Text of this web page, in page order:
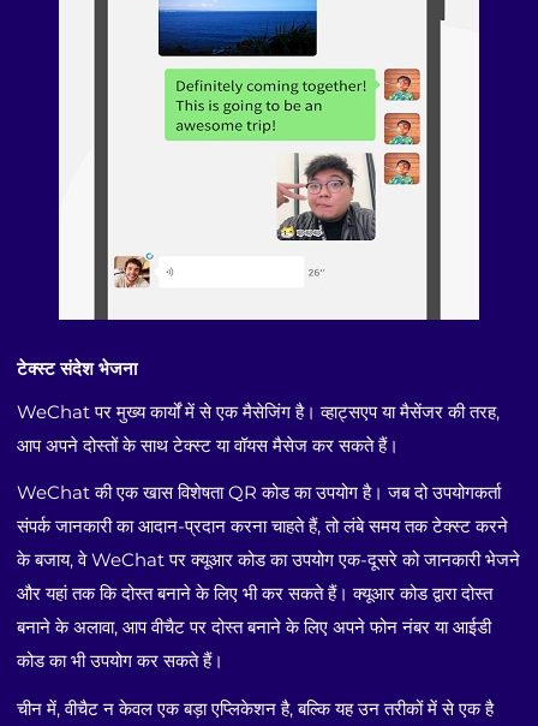
टेक्स्ट संदेश भेजना
WeChat पर मुख्य कार्यों में से एक मैसेजिंग है। व्हाट्सएप या मैसेंजर की तरह,
आप अपने दोस्तों के साथ टेक्स्ट या वॉयस मैसेज कर सकते हैं।
WeChat की एक खास विशेषता QR कोड का उपयोग है। जब दो उपयोगकर्ता
संपर्क जानकारी का आदान-प्रदान करना चाहते हैं, तो लंबे समय तक टेक्स्ट करने
के बजाय, वे WeChat पर क्यूआर कोड का उपयोग एक-दूसरे को जानकारी भेजने
और यहां तक कि दोस्त बनाने के लिए भी कर सकते हैं। क्यूआर कोड द्वारा दोस्त
बनाने के अलावा, आप वीचैट पर दोस्त बनाने के लिए अपने फोन नंबर या आईडी
कोड का भी उपयोग कर सकते हैं।
चीन में, वीचैट न केवल एक बड़ा एप्लिकेशन है, बल्कि यह उन तरीकों में से एक है